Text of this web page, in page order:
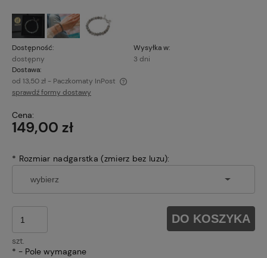
Dostępność:
dostępny
Wysyłka w:
3 dni
Dostawa:
od 13,50 zł - Paczkomaty InPost
Cena nie zawiera ewentualnych kosztów płatności
sprawdź formy dostawy
Cena:
149,00 zł
* Rozmiar nadgarstka (zmierz bez luzu):
szt.
DO KOSZYKA
* - Pole wymagane